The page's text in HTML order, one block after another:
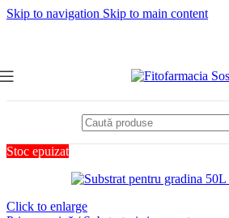
Skip to navigation Skip to main content
Stoc epuizat
Click to enlarge